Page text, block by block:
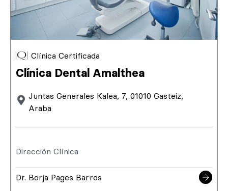
Clínica Certificada
Clínica Dental Amalthea
Juntas Generales Kalea, 7, 01010 Gasteiz,
Araba
Dirección Clínica
Dr. Borja Pages Barros